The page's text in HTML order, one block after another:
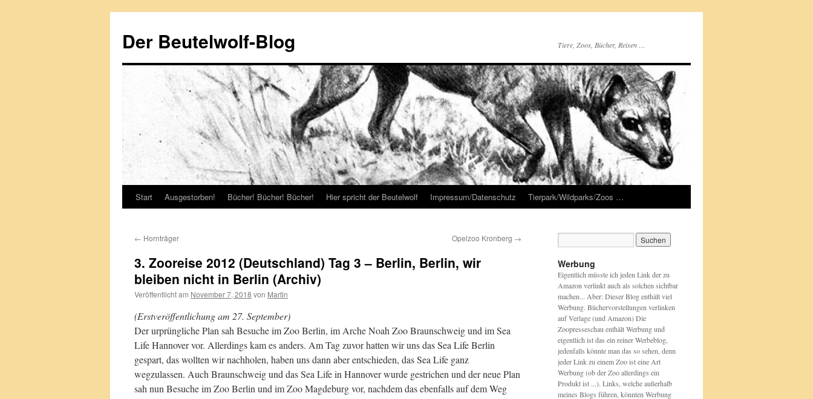
springen
Der Beutelwolf-Blog Tiere, Zoos, Bücher, Reisen …
Start Ausgestorben! Bücher! Bücher! Bücher! Hier spricht der Beutelwolf Impressum/Datenschutz Tierpark/Wildparks/Zoos …
← Hornträger Opelzoo Kronberg →
3. Zooreise 2012 (Deutschland) Tag 3 – Berlin, Berlin, wir
bleiben nicht in Berlin (Archiv)
Veröffentlicht am November 7, 2018 von Martin
(Erstveröffentlichung am 27. September)
Der urprüngliche Plan sah Besuche im Zoo Berlin, im Arche Noah Zoo Braunschweig und im Sea
Life Hannover vor. Allerdings kam es anders. Am Tag zuvor hatten wir uns das Sea Life Berlin
gespart, das wollten wir nachholen, haben uns dann aber entschieden, das Sea Life ganz
wegzulassen. Auch Braunschweig und das Sea Life in Hannover wurde gestrichen und der neue Plan
sah nun Besuche im Zoo Berlin und im Zoo Magdeburg vor, nachdem das ebenfalls auf dem Weg
Werbung
Eigentlich müsste ich jeden Link der zu
Amazon verlinkt auch als solchen sichtbar
machen... Aber: Dieser Blog enthält viel
Werbung. Büchervorstellungen verlinken
auf Verlage (und Amazon) Die
Zoopresseschau enthält Werbung und
eigentlich ist das ein reiner Werbeblog,
jedenfalls könnte man das so sehen, denn
jeder Link zu einem Zoo ist eine Art
Werbung (ob der Zoo allerdings ein
Produkt ist ...). Links, welche außerhalb
meines Blogs führen, könnten Werbung